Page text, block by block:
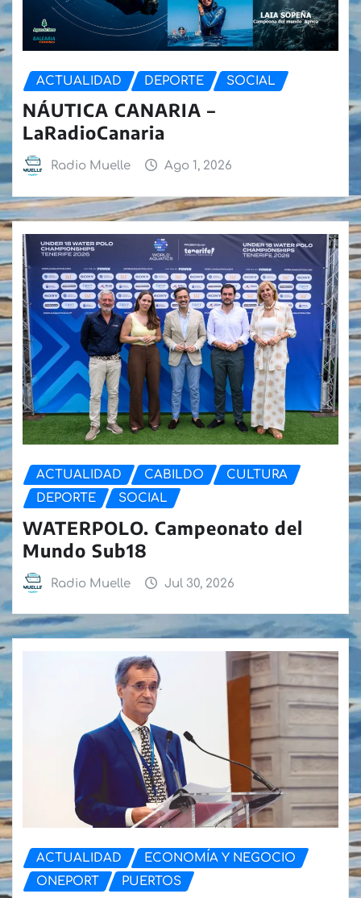
ACTUALIDAD DEPORTE SOCIAL
NÁUTICA CANARIA –
LaRadioCanaria
Radio Muelle Ago 1, 2026
ACTUALIDAD CABILDO
CULTURA
DEPORTE
SOCIAL
WATERPOLO. Campeonato del
Mundo Sub18
Radio Muelle Jul 30, 2026
ACTUALIDAD
ECONOMÍA Y NEGOCIO
ONEPORT
PUERTOS